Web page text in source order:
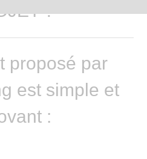
?
proposé par
est simple et
: